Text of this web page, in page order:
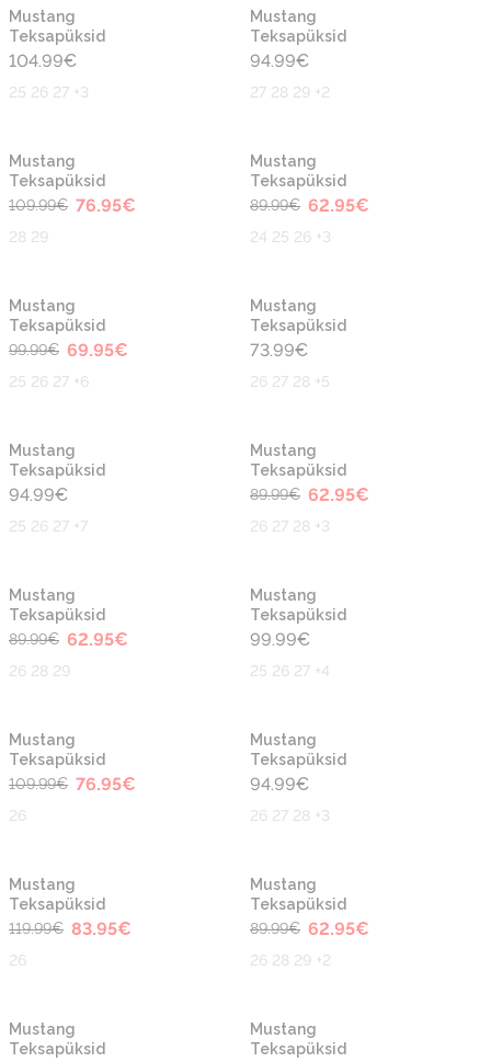
Mustang
Teksapüksid
104.99€
25 26 27 +3
Mustang
Teksapüksid
94.99€
27 28 29 +2
-30%
Mustang
Teksapüksid
109.99€ 76.95€
28 29
-30%
Mustang
Teksapüksid
89.99€ 62.95€
24 25 26 +3
-30%
Mustang
Teksapüksid
99.99€ 69.95€
25 26 27 +6
Mustang
Teksapüksid
73.99€
26 27 28 +5
Mustang
Teksapüksid
94.99€
25 26 27 +7
-30%
Mustang
Teksapüksid
89.99€ 62.95€
26 27 28 +3
-30%
Mustang
Teksapüksid
89.99€ 62.95€
26 28 29
Mustang
Teksapüksid
99.99€
25 26 27 +4
-30%
Mustang
Teksapüksid
109.99€ 76.95€
26
Mustang
Teksapüksid
94.99€
26 27 28 +3
-30%
Mustang
Teksapüksid
119.99€ 83.95€
26
-30%
Mustang
Teksapüksid
89.99€ 62.95€
26 28 29 +2
-30%
Mustang
Teksapüksid
-30%
Mustang
Teksapüksid